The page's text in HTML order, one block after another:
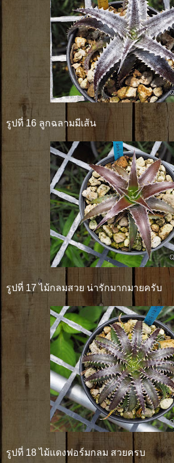
รูปที่ 16 ลูกฉลามมีเส้น
รูปที่ 17 ไม้กลมสวย น่ารักมากมายครับ
รูปที่ 18 ไม้แดงฟอร์มกลม สวยครบ